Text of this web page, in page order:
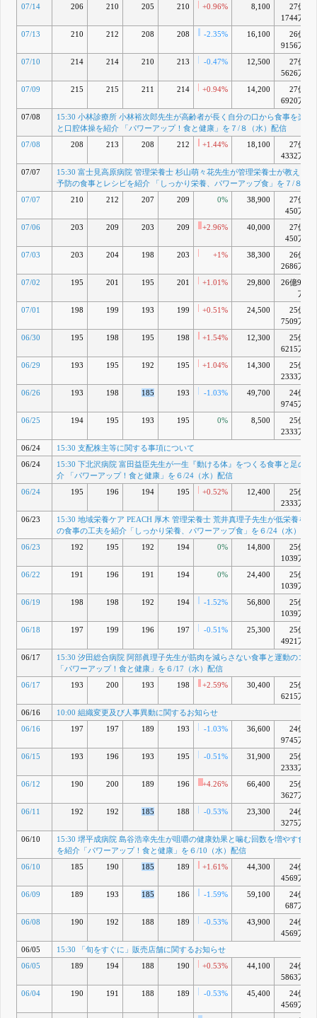
を楽しむ秘
操を紹介
「パワーア
健康」を７/
信 7月 08, 2026
F
15:30 富士
見高原病院
管理栄養士
先生が管理
栄養士が教
えるフレイ
ル予防の食
を紹介 「し
っかり栄
アップ食」
を７/８
7月 07, 2026
沢病院 富田
る体』をつ
足の習慣を
紹介 「パワ
食と健康」
６/24（水）
する事項に
ついて
6月 24, 2026
H
15:30 地域
PEACH 厚
木 管理栄養
士 荒井真理
子先生が低
の工夫を紹
り栄養、パ
ワーアップ
６/24（水）
6月 23, 2026
I
15:30 汐田
総合病院 阿
部眞理子先
減らさない
食事と運動
のコツを紹
アップ！食
と健康」を
配信
J
10:00 組織
変更及び人
するお知ら
せ
6月 16, 2026
K
15:30 堺平
成病院 島谷
咀嚼の健康
回数を増や
す食事の工
「パワーア
ップ！食と
健康」を
L 15:30 「旬
07/14
206 210 205 210 +0.96% 8,100
27億
1744万
07/13
210 212 208 208 -2.35% 16,100
26億
9156万
07/10
214 214 210 213 -0.47% 12,500
27億
5626万
07/09
215 215 211 214 +0.94% 14,200
27億
6920万
07/08
15:30 小林診療所 小林裕次郎先生が高齢者が長く自分の口から食事を楽し
と口腔体操を紹介 「パワーアップ！食と健康」を７/８（水）配信
07/08
208 213 208 212 +1.44% 18,100
27億
4332万
07/07
15:30 富士見高原病院 管理栄養士 杉山萌々花先生が管理栄養士が教える
予防の食事とレシピを紹介 「しっかり栄養、パワーアップ食」を７/８（
07/07
210 212 207 209 0% 38,900
27億
450万
07/06
203 209 203 209 +2.96% 40,000
27億
450万
07/03
203 204 198 203 +1% 38,300
26億
2686万
07/02
195 201 195 201 +1.01% 29,800
26億98
万
07/01
198 199 193 199 +0.51% 24,500
25億
7509万
06/30
195 198 195 198 +1.54% 12,300
25億
6215万
06/29
193 195 192 195 +1.04% 14,300
25億
2333万
06/26
193 198 185 193 -1.03% 49,700
24億
9745万
06/25
194 195 193 195 0% 8,500
25億
2333万
06/24
15:30 支配株主等に関する事項について
06/24
15:30 下北沢病院 富田益臣先生が一生『動ける体』をつくる食事と足の習
介 「パワーアップ！食と健康」を６/24（水）配信
06/24
195 196 194 195 +0.52% 12,400
25億
2333万
06/23
15:30 地域栄養ケア PEACH 厚木 管理栄養士 荒井真理子先生が低栄養を防
の食事の工夫を紹介「しっかり栄養、パワーアップ食」を６/24（水）配信
06/23
192 195 192 194 0% 14,800
25億
1039万
06/22
191 196 191 194 0% 24,400
25億
1039万
06/19
198 198 192 194 -1.52% 56,800
25億
1039万
06/18
197 199 196 197 -0.51% 25,300
25億
4921万
06/17
15:30 汐田総合病院 阿部眞理子先生が筋肉を減らさない食事と運動のコツ
「パワーアップ！食と健康」を６/17（水）配信
06/17
193 200 193 198 +2.59% 30,400
25億
6215万
06/16
10:00 組織変更及び人事異動に関するお知らせ
06/16
197 197 189 193 -1.03% 36,600
24億
9745万
06/15
193 196 193 195 -0.51% 31,900
25億
2333万
06/12
190 200 189 196 +4.26% 66,400
25億
3627万
06/11
192 192 185 188 -0.53% 23,300
24億
3275万
06/10
15:30 堺平成病院 島谷浩幸先生が咀嚼の健康効果と噛む回数を増やす食事
を紹介「パワーアップ！食と健康」を６/10（水）配信
06/10
185 190 185 189 +1.61% 44,300
24億
4569万
06/09 189 193 185 186 -1.59% 59,100
24億
687万
06/08 190 192 188 189 -0.53% 43,900
24億
4569万
06/05
15:30 「旬をすぐに」販売店舗に関するお知らせ
06/05
189 194 188 190 +0.53% 44,100
24億
5863万
06/04 190 191 188 189 -0.53% 45,400
24億
4569万